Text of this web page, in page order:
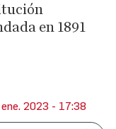
en 1891
2023 - 17:38